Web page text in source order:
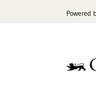
Powered